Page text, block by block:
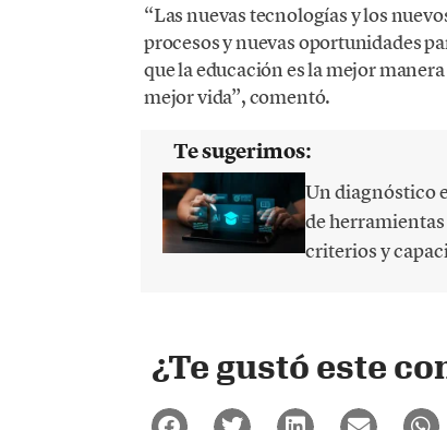
“Las nuevas tecnologías y los
procesos y nuevas oportunidades
que la educación es la mejor
mejor vida”, comentó.
Te sugerimos:
Un diagnóstico
de
criterios y
¿Te gustó este